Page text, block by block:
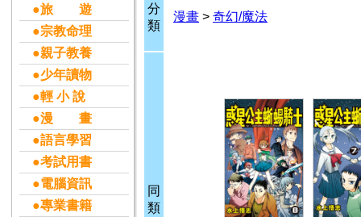
●旅 遊
●宗教命理
●親子教養
●少年讀物
●輕 小 說
●漫 畫
●語言學習
●考試用書
●電腦資訊
●專業書籍
分
類
漫畫 > 奇幻/魔法
同
類